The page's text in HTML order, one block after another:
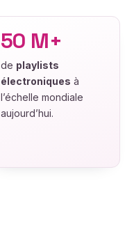
50 M+
de playlists
électroniques à
l’échelle mondiale
aujourd’hui.